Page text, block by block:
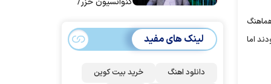
اما
می‌شود؟!
لینک های مفید
دانلود اهنگ
خرید بیت کوین